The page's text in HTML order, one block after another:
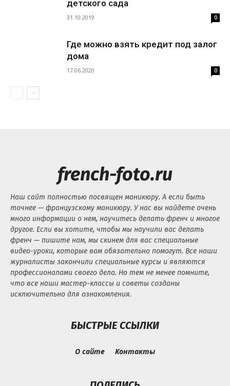
детского сада
31.10.2019 0
Где можно взять кредит под залог
дома
17.06.2020 0
french-foto.ru
Наш сайт полностью посвящен маникюру. А если быть
точнее — французскому маникюру. У нас вы найдете очень
много информации о нем, научитесь делать френч и многое
другое. Если вы хотите, чтобы мы научили вас делать
френч — пишите нам, мы скинем для вас специальные
видео-уроки, которые вам обязательно помогут. Все наши
журналисты закончили специальные курсы и являются
профессионалами своего дела. Но тем не менее помните,
что все наши мастер-классы и советы созданы
исключительно для ознакомления.
БЫСТРЫЕ ССЫЛКИ
О сайте Контакты